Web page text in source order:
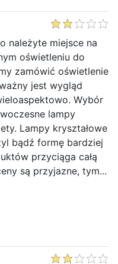
należyte miejsce na
oświetleniu do
zamówić oświetlenie
jest wygląd
Wybór
lampy
Lampy kryształowe
bądź formę bardziej
przyciąga całą
są przyjazne, tym...